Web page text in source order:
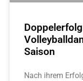
Saison
Nach ihrem